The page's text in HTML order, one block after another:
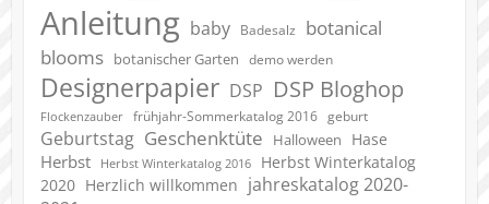
Anleitung baby Badesalz
botanical
blooms botanischer Garten demo werden
Designerpapier DSP DSP Bloghop
Flockenzauber frühjahr-Sommerkatalog 2016 geburt
Geburtstag Geschenktüte Halloween Hase
Herbst Herbst Winterkatalog 2016
Herbst Winterkatalog
2020 Herzlich willkommen jahreskatalog 2020-